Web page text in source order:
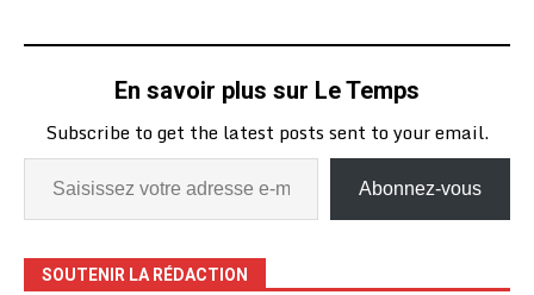
En savoir plus sur Le Temps
Subscribe to get the latest posts sent to your email.
Abonnez-vous
SOUTENIR LA RÉDACTION